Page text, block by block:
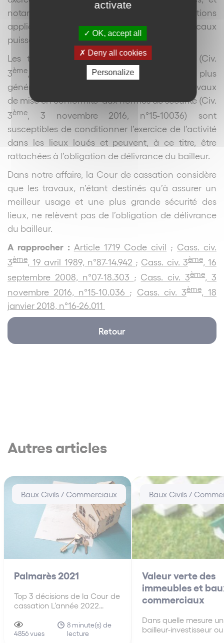
notamment vérifier que les règlementations
applicables à l’exercice de l’activité dans les locaux
puissent être respectées.
Les travaux ordonnés par l’administration (Civ.
3ème , 19 avril 1989, n°87-14942), et plus
généralement la nécessité de réaliser des travaux
de mise en conformité aux normes de sécurité (Civ.
3ème , 3 novembre 2016, n°15-10036) sont
susceptibles de conditionner l’exercice de l’activité
dans les lieux loués et peuvent, à ce titre, être
rattachées à l’obligation de délivrance du bailleur.
Dans notre affaire, la Cour de cassation considère
que les travaux, n’étant destinés qu’à assurer un
meilleur usage et une plus grande sécurité des
lieux, ne relèvent pas de l’obligation de délivrance
du bailleur.
A rapprocher : Article 1719 Code civil ; Cass. civ.
3ème , 19 avril 1989, n°87-14.942 ; Cass. civ. 3ème, 16
septembre 2008, n°07-18.303 ; Cass. civ. 3ème , 3
novembre 2016, n°15-10.036 ; Cass. civ. 3ème, 18
janvier 2018, n°16-26.011
Retour
Autres articles
Baux Civils / Commerciaux
Palmarès 2021
Top 3 décisions de la Cour de
cassation L’année 2022
commencer, la saison invite
inévitablement à se retourner
4856 vues
8 minute(s) de
lecture
Baux Civils /
Valeur verte des
immeubles et
commerciaux
Dans quelle mesure un
bailleur-investisseur
activate
OK, accept all
Deny all cookies
Personalize